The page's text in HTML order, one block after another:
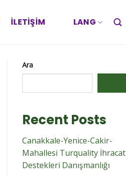
İLETIŞIM LANG
Ara
Recent Posts
Canakkale-Yenice-Cakir-
Mahallesi Turquality İhracat
Destekleri Danışmanlığı